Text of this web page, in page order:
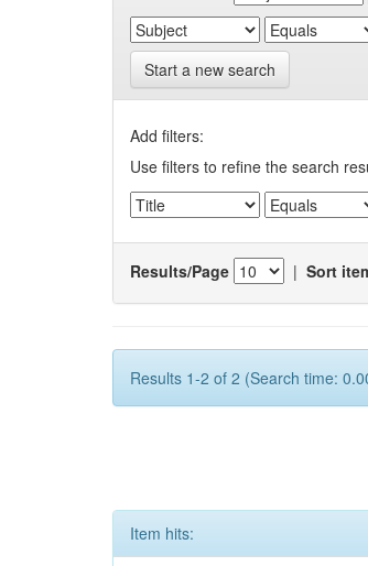
Start a new search
Add filters:
Use filters to refine the search
Results/Page | Sort
Results 1-2 of 2 (Search time:
Item hits: